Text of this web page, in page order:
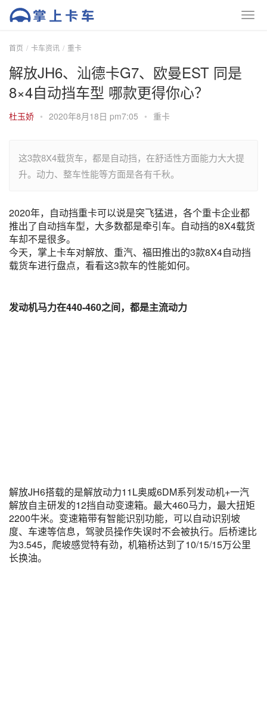
首页 卡车资讯 重卡
解放JH6、汕德卡G7、欧曼EST 同是
8×4自动挡车型 哪款更得你心？
杜玉娇 • 2020年8月18日 pm7:05 • 重卡
这3款8X4载货车，都是自动挡，在舒适性方面能力大大提
升。动力、整车性能等方面是各有千秋。
2020年，自动挡重卡可以说是突飞猛进，各个重卡企业都
推出了自动挡车型，大多数都是牵引车。自动挡的8X4载货
车却不是很多。
今天，掌上卡车对解放、重汽、福田推出的3款8X4自动挡
载货车进行盘点，看看这3款车的性能如何。
发动机马力在440-460之间，都是主流动力
解放JH6搭载的是解放动力11L奥威6DM系列发动机+一汽
解放自主研发的12挡自动变速箱。最大460马力，最大扭矩
2200牛米。变速箱带有智能识别功能，可以自动识别坡
度、车速等信息，驾驶员操作失误时不会被执行。后桥速比
为3.545，爬坡感觉特有劲，机箱桥达到了10/15/15万公里
长换油。